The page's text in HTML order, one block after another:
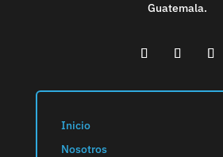
Guatemala.
Inicio
Nosotros